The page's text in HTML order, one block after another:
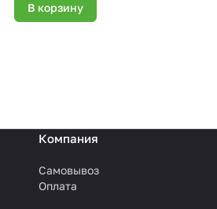
В корзину
Компания
Самовывоз
Оплата